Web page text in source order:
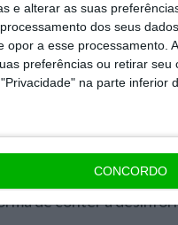
e alterar as suas
dos seus
a esse processamento.
preferências ou retirar seu
na parte inferior
CONCORDO
de parentalidade, rever
à amamentação
a configuração de
isso, as decisões
de conter a